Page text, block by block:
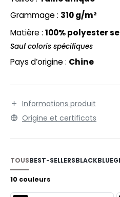
ROW
OF THE LOOM
OF THE LOOM VINTAGE
Grammage : 310 g/m²
Matière : 100% polyester
Sauf coloris spécifiques
Pays d’origine : Chine
Informations produit
Origine et certificats
TOUSBEST-SELLERSBLACKBLUE
10 couleurs